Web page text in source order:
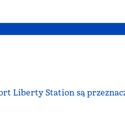
Liberty Station są